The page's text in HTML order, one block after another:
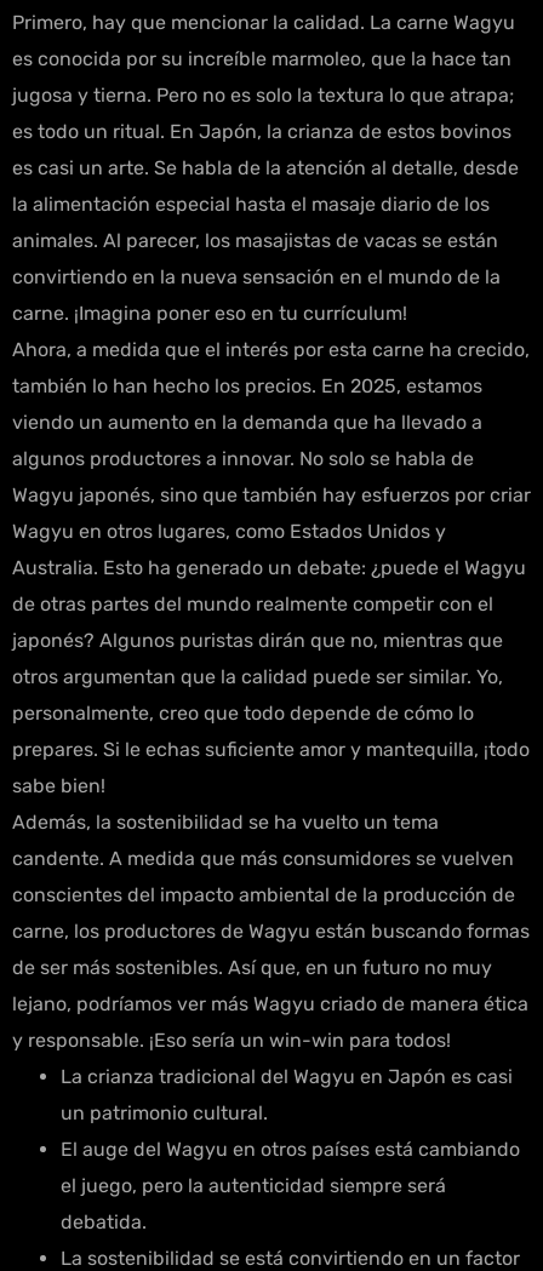
Primero, hay que mencionar la calidad. La carne Wagyu
es conocida por su increíble marmoleo, que la hace tan
jugosa y tierna. Pero no es solo la textura lo que atrapa;
es todo un ritual. En Japón, la crianza de estos bovinos
es casi un arte. Se habla de la atención al detalle, desde
la alimentación especial hasta el masaje diario de los
animales. Al parecer, los masajistas de vacas se están
convirtiendo en la nueva sensación en el mundo de la
carne. ¡Imagina poner eso en tu currículum!
Ahora, a medida que el interés por esta carne ha crecido,
también lo han hecho los precios. En 2025, estamos
viendo un aumento en la demanda que ha llevado a
algunos productores a innovar. No solo se habla de
Wagyu japonés, sino que también hay esfuerzos por criar
Wagyu en otros lugares, como Estados Unidos y
Australia. Esto ha generado un debate: ¿puede el Wagyu
de otras partes del mundo realmente competir con el
japonés? Algunos puristas dirán que no, mientras que
otros argumentan que la calidad puede ser similar. Yo,
personalmente, creo que todo depende de cómo lo
prepares. Si le echas suficiente amor y mantequilla, ¡todo
sabe bien!
Además, la sostenibilidad se ha vuelto un tema
candente. A medida que más consumidores se vuelven
conscientes del impacto ambiental de la producción de
carne, los productores de Wagyu están buscando formas
de ser más sostenibles. Así que, en un futuro no muy
lejano, podríamos ver más Wagyu criado de manera ética
y responsable. ¡Eso sería un win-win para todos!
La crianza tradicional del Wagyu en Japón es casi
un patrimonio cultural.
El auge del Wagyu en otros países está cambiando
el juego, pero la autenticidad siempre será
debatida.
La sostenibilidad se está convirtiendo en un factor